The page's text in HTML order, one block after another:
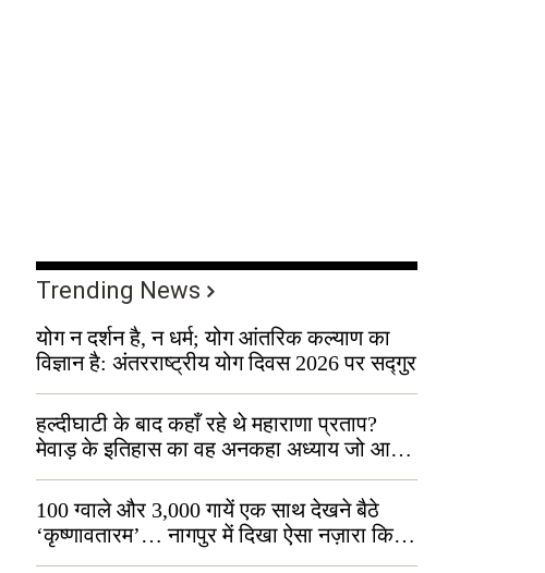
Trending News
योग न दर्शन है, न धर्म; योग आंतरिक कल्याण का
विज्ञान है: अंतरराष्ट्रीय योग दिवस 2026 पर सद्गुर
हल्दीघाटी के बाद कहाँ रहे थे महाराणा प्रताप?
मेवाड़ के इतिहास का वह अनकहा अध्याय जो आज
भी कोल्यारी में जीवित है
100 ग्वाले और 3,000 गायें एक साथ देखने बैठे
‘कृष्णावतारम’… नागपुर में दिखा ऐसा नज़ारा कि
लोग बोले, “ऐसा तो सिर्फ़ कृष्ण ही कर सकते हैं”